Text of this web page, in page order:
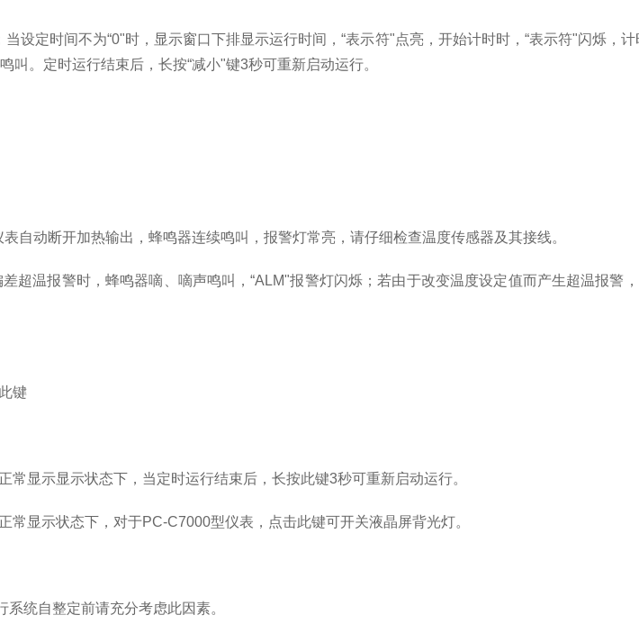
设定时间不为“0"时，显示窗口下排显示运行时间，“表示符"点亮，开始计时时，“表示符"闪烁，
叫。定时运行结束后，长按“减小"键3秒可重新启动运行。
自动断开加热输出，蜂鸣器连续鸣叫，报警灯常亮，请仔细检查温度传感器及其接线。
超温报警时，蜂鸣器嘀、嘀声鸣叫，“ALM"报警灯闪烁；若由于改变温度设定值而产生超温报警，
键
常显示显示状态下，当定时运行结束后，长按此键3秒可重新启动运行。
常显示状态下，对于PC-C7000型仪表，点击此键可开关液晶屏背光灯。
统自整定前请充分考虑此因素。